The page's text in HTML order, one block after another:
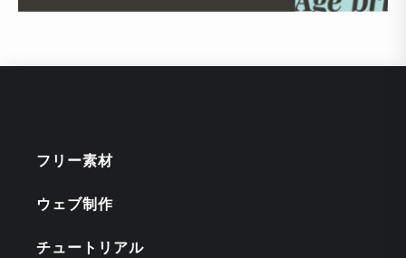
フリー素材
ウェブ制作
チュートリアル